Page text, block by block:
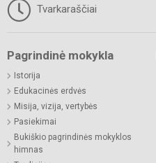
Tvarkaraščiai
Pagrindinė mokykla
Istorija
Edukacinės erdvės
Misija, vizija, vertybės
Pasiekimai
Bukiškio pagrindinės mokyklos
himnas